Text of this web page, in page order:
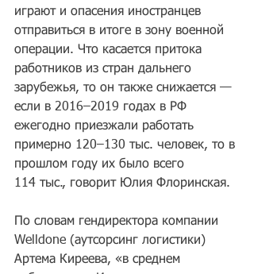
играют и опасения иностранцев
отправиться в итоге в зону военной
операции. Что касается притока
работников из стран дальнего
зарубежья, то он также снижается —
если в 2016–2019 годах в РФ
ежегодно приезжали работать
примерно 120–130 тыс. человек, то в
прошлом году их было всего
114 тыс., говорит Юлия Флоринская.
По словам гендиректора компании
Welldone (аутсорсинг логистики)
Артема Киреева, «в среднем